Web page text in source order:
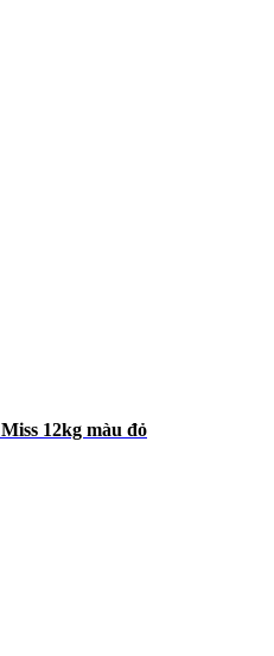
Bình gas COMPOSITE Miss 12kg màu đỏ